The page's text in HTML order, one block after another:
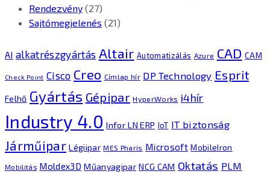
Rendezvény (27)
Sajtómegjelenés (21)
AI alkatrészgyártás Altair Automatizálás Azure CAD CAM
Check Point Cisco Creo Címlap hír DP Technology Esprit
Felhő Gyártás Gépipar HyperWorks i4hír
Industry 4.0 Infor LN ERP IoT IT biztonság
Járműipar Légiipar MES Pharis Microsoft MobileIron
Mobilitás Moldex3D Műanyagipar NCG CAM Oktatás PLM